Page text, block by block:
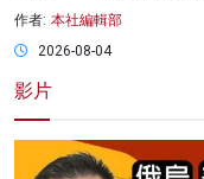
作者: 本社編輯部
2026-08-04
影片